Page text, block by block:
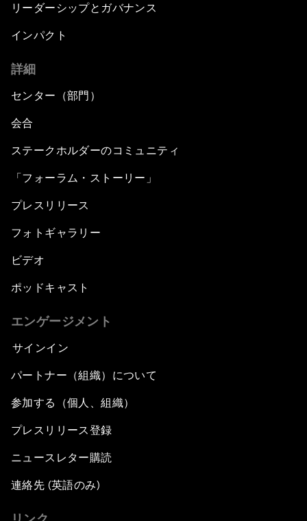
リーダーシップとガバナンス
インパクト
詳細
センター（部門）
会合
ステークホルダーのコミュニティ
「フォーラム・ストーリー」
プレスリリース
フォトギャラリー
ビデオ
ポッドキャスト
エンゲージメント
サインイン
パートナー（組織）について
参加する（個人、組織）
プレスリリース登録
ニュースレター購読
連絡先 (英語のみ)